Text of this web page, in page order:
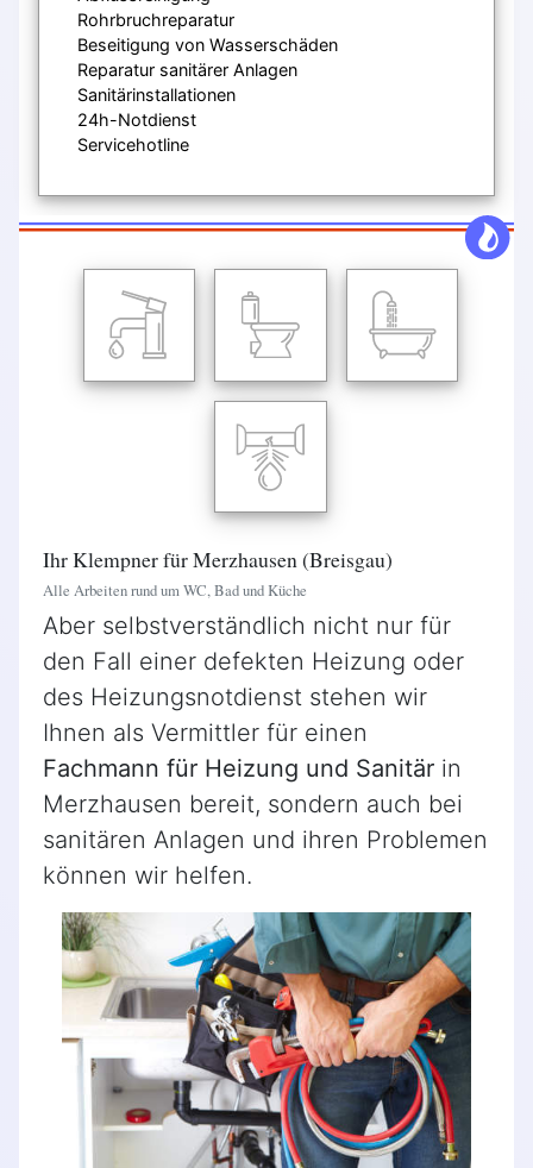
Rohrbruchreparatur
Beseitigung von Wasserschäden
Reparatur sanitärer Anlagen
Sanitärinstallationen
24h-Notdienst
Servicehotline
Ihr Klempner für Merzhausen (Breisgau)
Alle Arbeiten rund um WC, Bad und Küche
Aber selbstverständlich nicht nur für
den Fall einer defekten Heizung oder
des Heizungsnotdienst stehen wir
Ihnen als Vermittler für einen
Fachmann für Heizung und Sanitär in
Merzhausen bereit, sondern auch bei
sanitären Anlagen und ihren Problemen
können wir helfen.